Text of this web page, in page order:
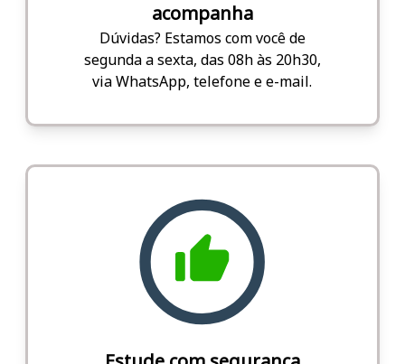
acompanha
Dúvidas? Estamos com você de
segunda a sexta, das 08h às 20h30,
via WhatsApp, telefone e e-mail.